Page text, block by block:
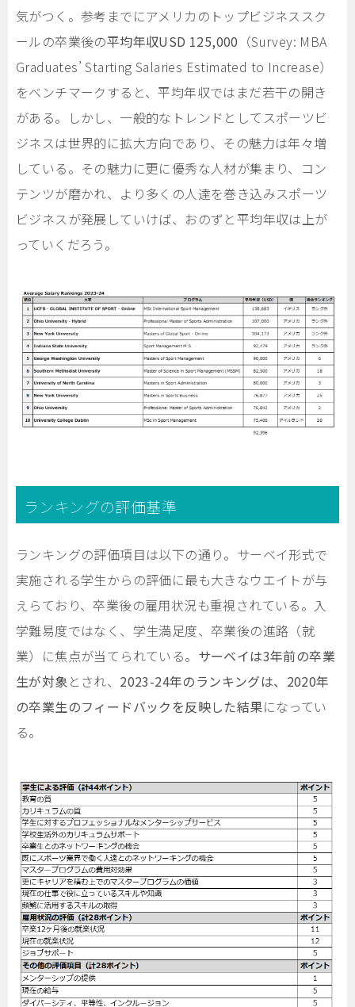
気がつく。参考までにアメリカのトップビジネススク
ールの卒業後の平均年収USD 125,000 （Survey: MBA
Graduates’ Starting Salaries Estimated to Increase）
をベンチマークすると、平均年収ではまだ若干の開き
がある。しかし、一般的なトレンドとしてスポーツビ
ジネスは世界的に拡大方向であり、その魅力は年々増
している。その魅力に更に優秀な人材が集まり、コン
テンツが磨かれ、より多くの人達を巻き込みスポーツ
ビジネスが発展していけば、おのずと平均年収は上が
っていくだろう。
ランキングの評価基準
ランキングの評価項目は以下の通り。サーベイ形式で
実施される学生からの評価に最も大きなウエイトが与
えらており、卒業後の雇用状況も重視されている。入
学難易度ではなく、学生満足度、卒業後の進路（就
業）に焦点が当てられている。 サーベイは3年前の卒業
生が対象とされ、 2023-24年のランキングは、2020年
の卒業生のフィードバックを反映した結果になってい
る。